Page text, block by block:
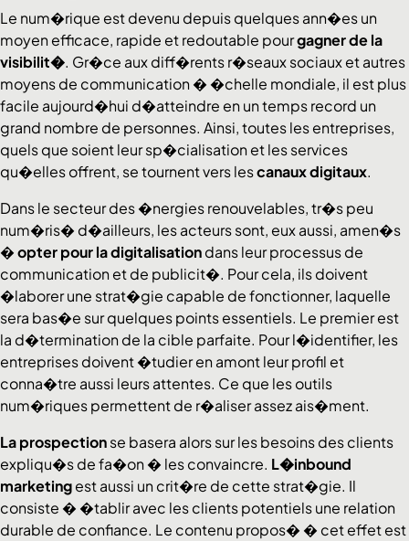
Le num�rique est devenu depuis quelques ann�es un
moyen efficace, rapide et redoutable pourgagner de la
visibilit�. Gr�ce aux diff�rents r�seaux sociaux et autres
moyens de communication � �chelle mondiale, il est plus
facile aujourd�hui d�atteindre en un temps record un
grand nombre de personnes. Ainsi, toutes les entreprises,
quels que soient leur sp�cialisation et les services
qu�elles offrent, se tournent vers lescanaux digitaux.
Dans le secteur des �nergies renouvelables, tr�s peu
num�ris� d�ailleurs, les acteurs sont, eux aussi, amen�s
�opter pour la digitalisationdans leur processus de
communication et de publicit�. Pour cela, ils doivent
�laborer une strat�gie capable de fonctionner, laquelle
sera bas�e sur quelques points essentiels. Le premier est
la d�termination de la cible parfaite. Pour l�identifier, les
entreprises doivent �tudier en amont leur profil et
conna�tre aussi leurs attentes. Ce que les outils
num�riques permettent de r�aliser assez ais�ment.
La prospectionse basera alors sur les besoins des clients
expliqu�s de fa�on � les convaincre. L�inbound
marketingest aussi un crit�re de cette strat�gie. Il
consiste � �tablir avec les clients potentiels une relation
durable de confiance. Le contenu propos� � cet effet est